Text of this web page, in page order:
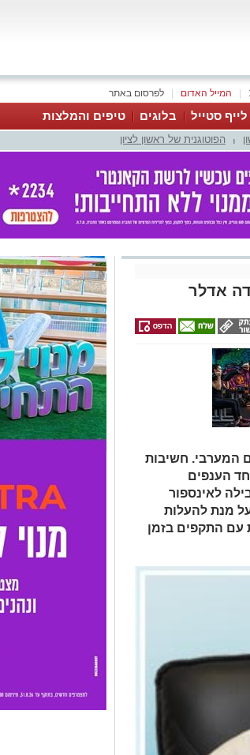
לפרסום באתר המייל האדום
לייף סטייל בלוגים טיפים והמלצות
הפוטוגנית של ראשון לציון
אדלר
המערבי. חשיבות
הענפים
לאינספור
מנת להעלות
עם התקפים בזמן